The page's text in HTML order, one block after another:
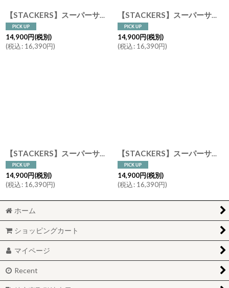
【STACKERS】スーパーサイズ ドロワー オールインワン ALL IN ONE トープ グレージュ Taupe Greige ジュエリーボックス
14,900円(税別)
(税込: 16,390円)
【STACKERS】スーパーサイズ ドロワー オールインワン ALL IN ONE ペブルグレー Pebble Gray ジュエリーボックス
14,900円(税別)
(税込: 16,390円)
【STACKERS】スーパーサイズ ドロワー オールインワン ALL IN ONE オートミール Oatmeal ジュエリーボックス
14,900円(税別)
(税込: 16,390円)
【STACKERS】スーパーサイズ ドロワー オールインワン ALL IN ONE ジュエリーボックス ブラッシュ ピンク Blush Pink
14,900円(税別)
(税込: 16,390円)
ホーム
ショッピングカート
マイページ
Recent